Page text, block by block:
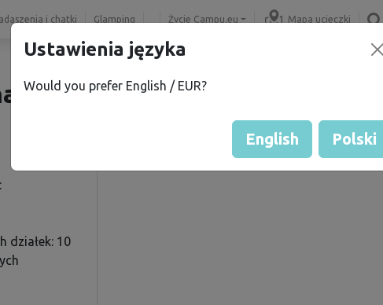
i chatki Glamping Życie Campu.eu Mapa ucieczki
H.
działek: 10
Ustawienia języka
Would you prefer English / EUR?
English Polski